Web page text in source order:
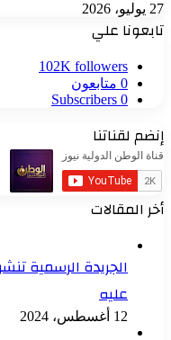
27 يوليو، 2026
تابعونا علي
102K followers
0 متابعون
0
Subscribers
إنضم لقناتنا
أخر المقالات
الجريدة الرسمية
عليه
12 أغسطس، 2024